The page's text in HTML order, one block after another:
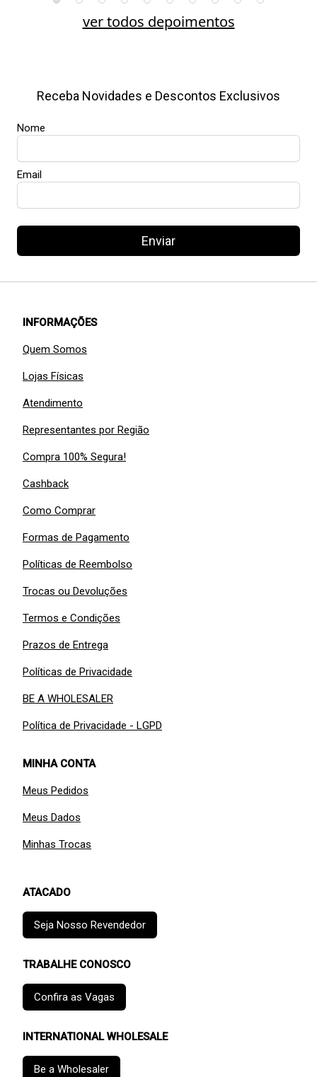
ver todos depoimentos
Receba Novidades e Descontos Exclusivos
Nome
Email
Enviar
INFORMAÇÕES
Quem Somos
Lojas Físicas
Atendimento
Representantes por Região
Compra 100% Segura!
Cashback
Como Comprar
Formas de Pagamento
Políticas de Reembolso
Trocas ou Devoluções
Termos e Condições
Prazos de Entrega
Políticas de Privacidade
BE A WHOLESALER
Política de Privacidade - LGPD
MINHA CONTA
Meus Pedidos
Meus Dados
Minhas Trocas
ATACADO
Seja Nosso Revendedor
TRABALHE CONOSCO
Confira as Vagas
INTERNATIONAL WHOLESALE
Be a Wholesaler